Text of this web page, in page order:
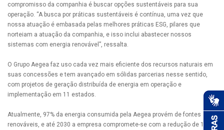
compromisso da companhia é buscar opções sustentáveis para sua
operação. “A busca por práticas sustentáveis é contínua, uma vez que
nossa atuação é embasada pelas melhores práticas ESG, pilares que
norteiam a atuação da companhia, e isso inclui abastecer nossos
sistemas com energia renovável”, ressalta.
O Grupo Aegea faz uso cada vez mais eficiente dos recursos naturais em
suas concessões e tem avançado em sólidas parcerias nesse sentido,
com projetos de geração distribuída de energia em operação e
implementação em 11 estados.
Atualmente, 97% da energia consumida pela Aegea provém de fontes
renováveis, e até 2030 a empresa compromete-se com a redução de 15%